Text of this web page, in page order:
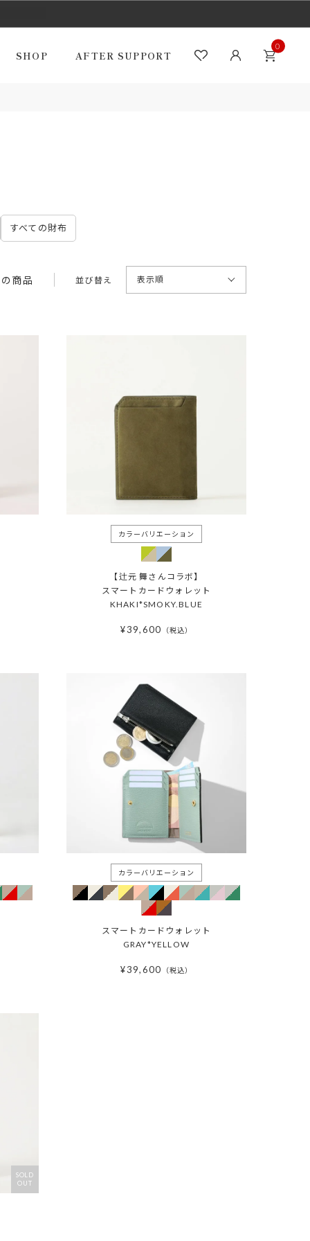
SHOP AFTER SUPPORT
0
すべての財布
【辻元 舞さんコラボ】
スマートカードウォレット
KHAKI*SMOKY.BLUE
¥39,600 税込
スマートカードウォレット
GRAY*YELLOW
¥39,600 税込
SOLD
OUT